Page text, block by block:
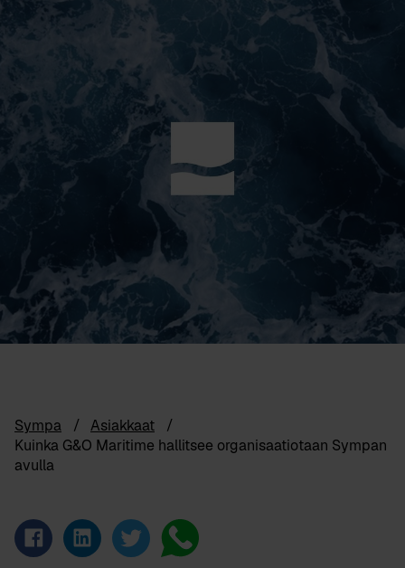
Sympa
Asiakkaat
Kuinka G&O Maritime hallitsee organisaatiotaan Sympan
avulla